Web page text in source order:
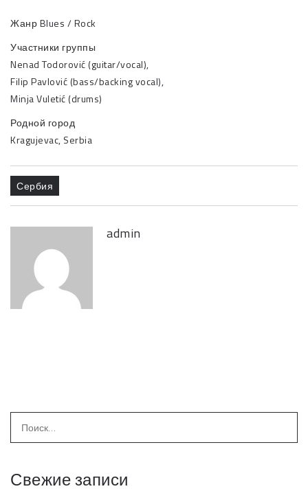
Жанр Blues / Rock
Участники группы
Nenad Todorović (guitar/vocal),
Filip Pavlović (bass/backing vocal),
Minja Vuletić (drums)
Родной город
Kragujevac, Serbia
Сербия
admin
Свежие записи